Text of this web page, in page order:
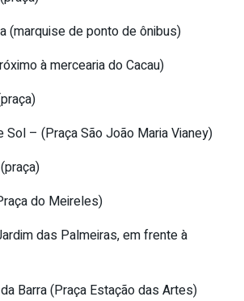
(marquise de ponto de ônibus)
à mercearia do Cacau)
– (Praça São João Maria Vianey)
do Meireles)
das Palmeiras, em frente à
Barra (Praça Estação das Artes)